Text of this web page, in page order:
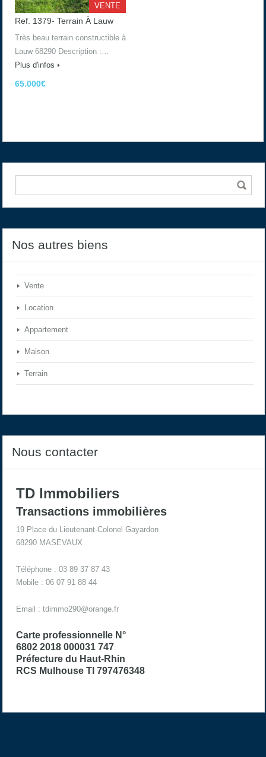
VENTE
Ref. 1379- Terrain À Lauw
Très beau terrain constructible à
Lauw 68290 Description :…
Plus d'infos
65.000€
Nos autres biens
Vente
Location
Appartement
Maison
Terrain
Nous contacter
TD Immobiliers
Transactions immobilières
19 Place du Lieutenant-Colonel Gayardon
68290 MASEVAUX
Téléphone : 03 89 37 87 43
Mobile : 06 07 91 88 44
Email : tdimmo290@orange.fr
Carte professionnelle N°
6802 2018 000031 747
Préfecture du Haut-Rhin
RCS Mulhouse TI 797476348